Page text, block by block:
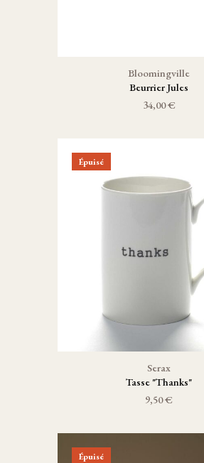
Bloomingville
Beurrier Jules
34,00 €
Épuisé
Serax
Tasse "Thanks"
9,50 €
Épuisé